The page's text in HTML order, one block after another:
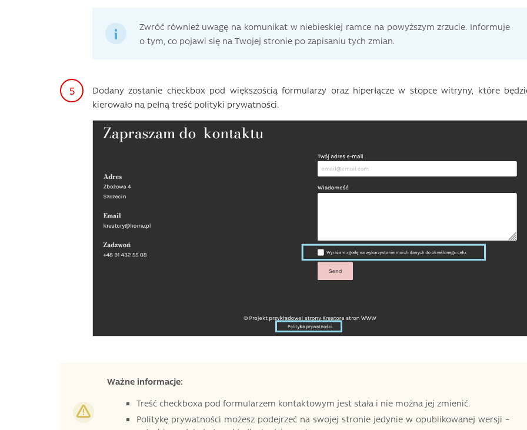
Zwróć również uwagę na komunikat w niebieskiej ramce na powyższym zrzucie. Informuje
o tym, co pojawi się na Twojej stronie po zapisaniu tych zmian.
Dodany zostanie checkbox pod większością formularzy oraz hiperłącze w stopce witryny, które
kierowało na pełną treść polityki prywatności.
Ważne informacje:
Treść checkboxa pod formularzem kontaktowym jest stała i nie można jej zmienić.
Politykę prywatności możesz podejrzeć na swojej stronie jedynie w opublikowanej wersji –